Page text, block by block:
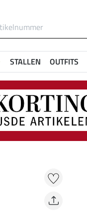
STALLEN OUTFITS